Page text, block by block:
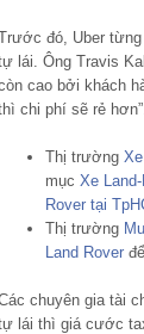
đó, Uber
lái. Ông Travis
cao bởi khách
chi phí sẽ rẻ hơn”.
Thị trường
mục Xe
Rover tại
Thị trường
Land Rover để
chuyên gia tài
lái thì giá cước